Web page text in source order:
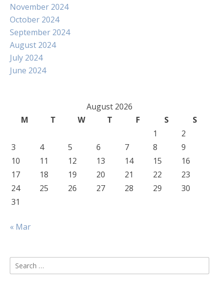
November 2024
October 2024
September 2024
August 2024
July 2024
June 2024
August 2026
M
T W T F S
S
1
2
3
4 5 6 7 8
9
10
11 12 13 14 15
16
17
18 19 20 21 22
23
24
25 26 27 28 29
30
31
« Mar
Search
for: